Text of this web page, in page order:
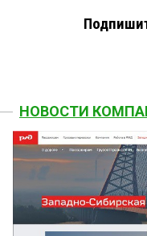
НОВОСТИ